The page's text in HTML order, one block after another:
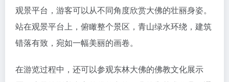
观景平台，游客可以从不同角度欣赏大佛的壮丽身姿。
站在观景平台上，俯瞰整个景区，青山绿水环绕，建筑
错落有致，宛如一幅美丽的画卷。
在游览过程中，还可以参观东林大佛的佛教文化展示